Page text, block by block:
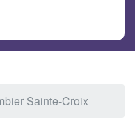
Sainte-Croix